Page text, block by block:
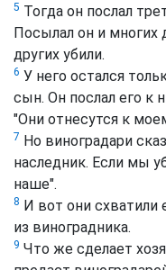
5 Тогда он послал
Посылал он и многих
других убили.
6 У него остался
сын. Он послал его к
"Они отнесутся к
7 Но виноградари
наследник. Если мы
наше".
8 И вот они схватили
из виноградника.
9 Что же сделает